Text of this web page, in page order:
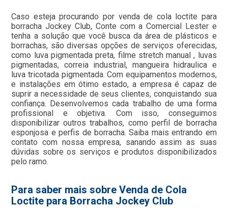
Caso esteja procurando por venda de cola loctite para
borracha Jockey Club, Conte com a Comercial Lester e
tenha a solução que você busca da área de plásticos e
borrachas, são diversas opções de serviços oferecidas,
como luva pigmentada preta, filme stretch manual , luvas
pigmentadas, correia industrial, mangueira hidraulica e
luva tricotada pigmentada. Com equipamentos modernos,
e instalações em ótimo estado, a empresa é capaz de
suprir a necessidade de seus clientes, conquistando sua
confiança. Desenvolvemos cada trabalho de uma forma
profissional e objetiva. Com isso, conseguimos
disponibilizar outros trabalhos, como perfil de borracha
esponjosa e perfis de borracha. Saiba mais entrando em
contato com nossa empresa, sanando assim as suas
dúvidas sobre os serviços e produtos disponibilizados
pelo ramo.
Para saber mais sobre Venda de Cola
Loctite para Borracha Jockey Club